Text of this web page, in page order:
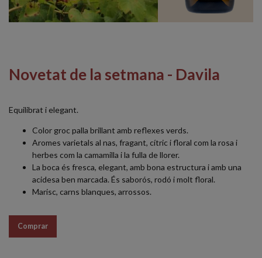
Novetat de la setmana - Davila
Equilibrat i elegant.
Color groc palla brillant amb reflexes verds.
Aromes varietals al nas, fragant, cítric i floral com la rosa i
herbes com la camamilla i la fulla de llorer.
La boca és fresca, elegant, amb bona estructura i amb una
acidesa ben marcada. És saborós, rodó i molt floral.
Marisc, carns blanques, arrossos.
Comprar